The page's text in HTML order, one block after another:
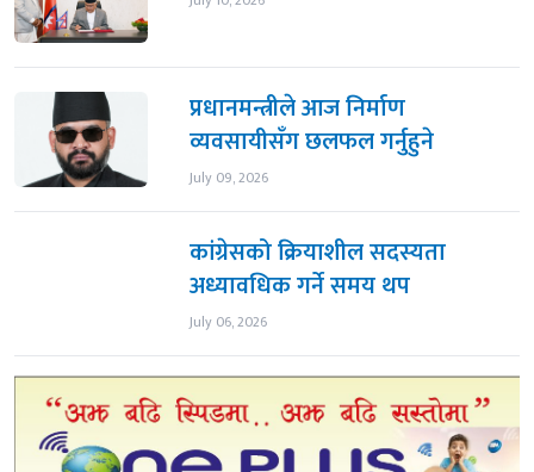
प्रधानमन्त्रीले आज निर्माण
व्यवसायीसँग छलफल गर्नुहुने
July 09, 2026
कांग्रेसको क्रियाशील सदस्यता
अध्यावधिक गर्ने समय थप
July 06, 2026